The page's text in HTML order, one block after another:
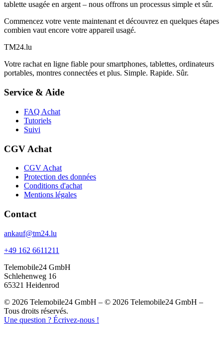
tablette usagée en argent – nous offrons un processus simple et sûr.
Commencez votre vente maintenant et découvrez en quelques étapes
combien vaut encore votre appareil usagé.
TM24.lu
Votre rachat en ligne fiable pour smartphones, tablettes, ordinateurs
portables, montres connectées et plus. Simple. Rapide. Sûr.
Service & Aide
FAQ Achat
Tutoriels
Suivi
CGV Achat
CGV Achat
Protection des données
Conditions d'achat
Mentions légales
Contact
ankauf@tm24.lu
+49 162 6611211
Telemobile24 GmbH
Schlehenweg 16
65321 Heidenrod
© 2026 Telemobile24 GmbH – © 2026 Telemobile24 GmbH –
Tous droits réservés.
Une question ? Écrivez-nous !